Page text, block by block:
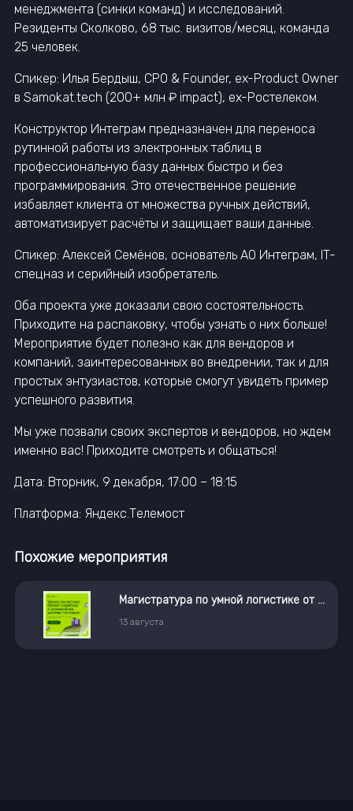
менеджмента (синки команд) и исследований.
Резиденты Сколково, 68 тыс. визитов/месяц, команда
25 человек.
Спикер: Илья Бердыш, CPO & Founder, ex-Product Owner
в Samokat.tech (200+ млн ₽ impact), ex-Ростелеком.
Конструктор Интеграм предназначен для переноса
рутинной работы из электронных таблиц в
профессиональную базу данных быстро и без
программирования. Это отечественное решение
избавляет клиента от множества ручных действий,
автоматизирует расчёты и защищает ваши данные.
Спикер: Алексей Семёнов, основатель АО Интеграм, IT-
спецназ и серийный изобретатель.
Оба проекта уже доказали свою состоятельность.
Приходите на распаковку, чтобы узнать о них больше!
Мероприятие будет полезно как для вендоров и
компаний, заинтересованных во внедрении, так и для
простых энтузиастов, которые смогут увидеть пример
успешного развития.
Мы уже позвали своих экспертов и вендоров, но ждем
именно вас! Приходите смотреть и общаться!
Дата: Вторник, 9 декабря, 17:00 – 18:15
Платформа: Яндекс.Телемост
Похожие мероприятия
Co-Founder Dating Online
18 августа